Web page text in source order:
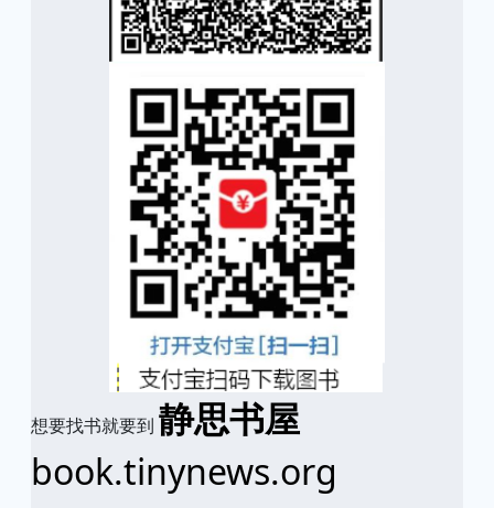
想要找书就要到 静思书屋
book.tinynews.org